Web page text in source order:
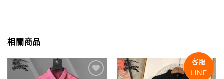
相關商品
客服
LINE